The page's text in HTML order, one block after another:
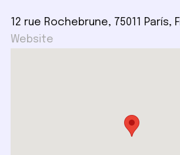
12 rue Rochebrune, 75011 París,
Website